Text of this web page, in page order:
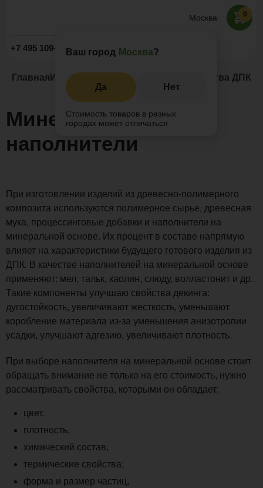
Москва
Ваш город Москва?
Да Нет
Стоимость товаров в разных
городах может отличаться
+7 495 109-52-09 Заказать звонок
0
Главная Инжиниринг Сырье для производства ДПК
Минеральные
наполнители
При изготовлении изделий из древесно-полимерного
композита используются полимерное сырье, древесная
мука, процессинговые добавки и наполнители на
минеральной основе. Их процент в составе напрямую
влияет на характеристики будущего готового изделия из
ДПК. В качестве наполнителей на минеральной основе
применяют: мел, тальк, каолин, слюду, волластонит и др.
Такие компоненты улучшаю свойства декинга:
дугостойкость, увеличивают жесткость, уменьшают
коробление материала из-за уменьшения анизотропии
усадки, улучшают адгезию, увеличивают плотность.
При выборе наполнителя на минеральной основе стоит
обращать внимание не только на его стоимость, нужно
рассматривать свойства, которыми он обладает:
цвет,
плотность,
химический состав,
термические свойства;
форма и размер частиц,